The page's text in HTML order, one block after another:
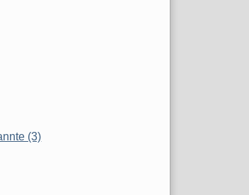
(3)